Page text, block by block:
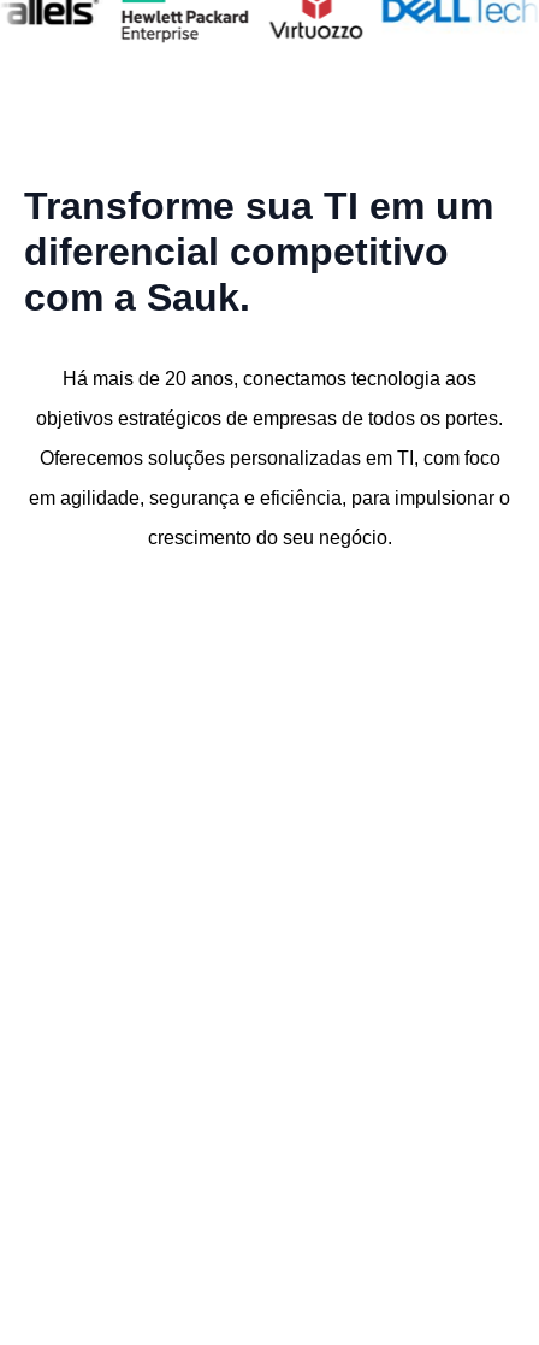
Transforme sua TI em um
diferencial competitivo
com a Sauk.
Há mais de 20 anos, conectamos tecnologia aos
objetivos estratégicos de empresas de todos os portes.
Oferecemos soluções personalizadas em TI, com foco
em agilidade, segurança e eficiência, para impulsionar o
crescimento do seu negócio.